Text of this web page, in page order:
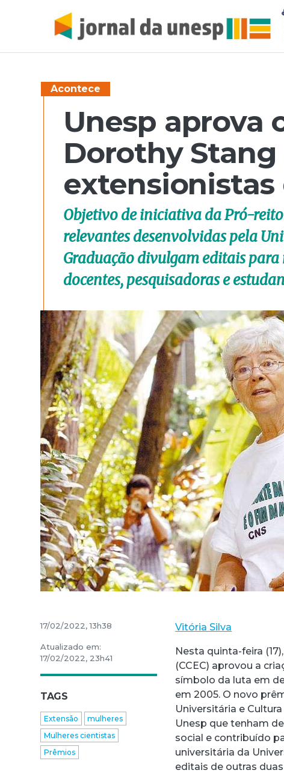
Acontece
Unesp aprova
Dorothy Stang
Objetivo de iniciativa da Pró-
relevantes desenvolvidas pela
Graduação divulgam editais
docentes, pesquisadoras e
Vitória Silva
Nesta quinta-feira
(CCEC) aprovou a
símbolo da luta em
em 2005. O novo
Universitária e
Unesp que tenham
social e contribuído
universitária da
editais de outras
17/02/2022, 13h38
Atualizado em:
17/02/2022, 23h41
TAGS
Extensão
mulheres
Mulheres cientistas
Prêmios